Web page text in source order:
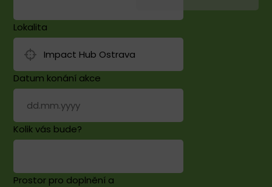
Lokalita
Datum konání akce
Kolik vás bude?
Prostor pro doplnění a